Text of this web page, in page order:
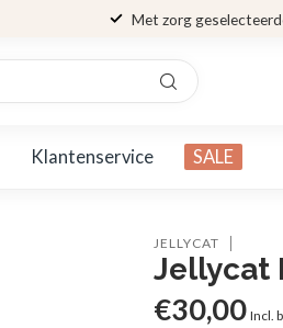
Met zorg
Klantenservice SALE
JELLYCAT
Jellycat
€30,00 Incl.